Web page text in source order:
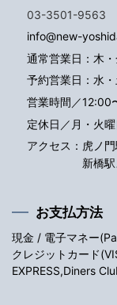
03-3501-9563
info@new-
通常営業日：木
予約営業日：水・
営業時間／12:00
定休日／月・火曜
アクセス： 虎ノ
新橋
お支払方法
現金 / 電子マネー
クレジットカード
EXPRESS,Diners